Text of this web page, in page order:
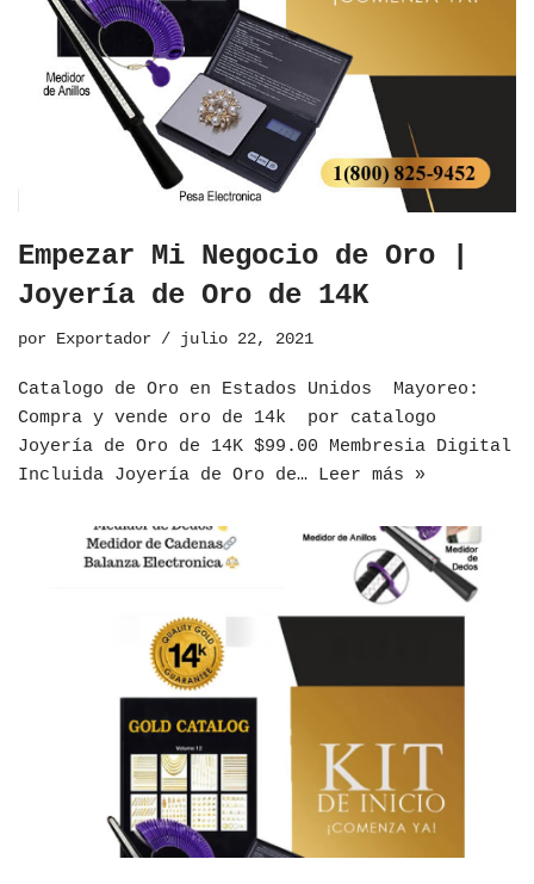
Empezar Mi Negocio de Oro |
Joyería de Oro de 14K
por Exportador julio 22, 2021
Catalogo de Oro en Estados Unidos ​Mayoreo:
Compra y vende oro de 14k por catalogo
Joyería de Oro de 14K $99.00 Membresia Digital
Incluida Joyería de Oro de… Leer más »